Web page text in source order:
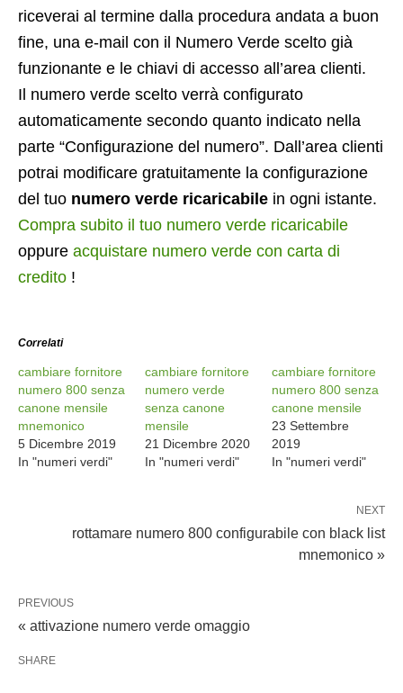
riceverai al termine dalla procedura andata a buon
fine, una e-mail con il Numero Verde scelto già
funzionante e le chiavi di accesso all’area clienti.
Il numero verde scelto verrà configurato
automaticamente secondo quanto indicato nella
parte “Configurazione del numero”. Dall’area clienti
potrai modificare gratuitamente la configurazione
del tuo numero verde ricaricabile in ogni istante.
Compra subito il tuo numero verde ricaricabile
oppure acquistare numero verde con carta di
credito !
Correlati
cambiare fornitore
numero 800 senza
canone mensile
mnemonico
5 Dicembre 2019
In "numeri verdi"
cambiare fornitore
numero verde
senza canone
mensile
21 Dicembre 2020
In "numeri verdi"
cambiare fornitore
numero 800 senza
canone mensile
23 Settembre
2019
In "numeri verdi"
NEXT
rottamare numero 800 configurabile con black list
mnemonico »
PREVIOUS
« attivazione numero verde omaggio
SHARE